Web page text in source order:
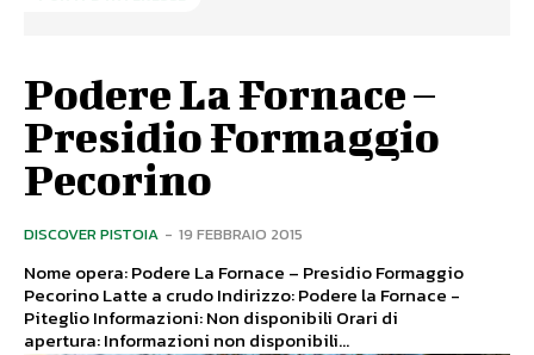
Podere La Fornace –
Presidio Formaggio
Pecorino
DISCOVER PISTOIA - 19 FEBBRAIO 2015
Nome opera: Podere La Fornace – Presidio Formaggio
Pecorino Latte a crudo Indirizzo: Podere la Fornace -
Piteglio Informazioni: Non disponibili Orari di
apertura: Informazioni non disponibili...